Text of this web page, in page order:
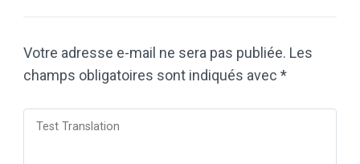
Votre adresse e-mail ne sera pas publiée. Les
champs obligatoires sont indiqués avec *